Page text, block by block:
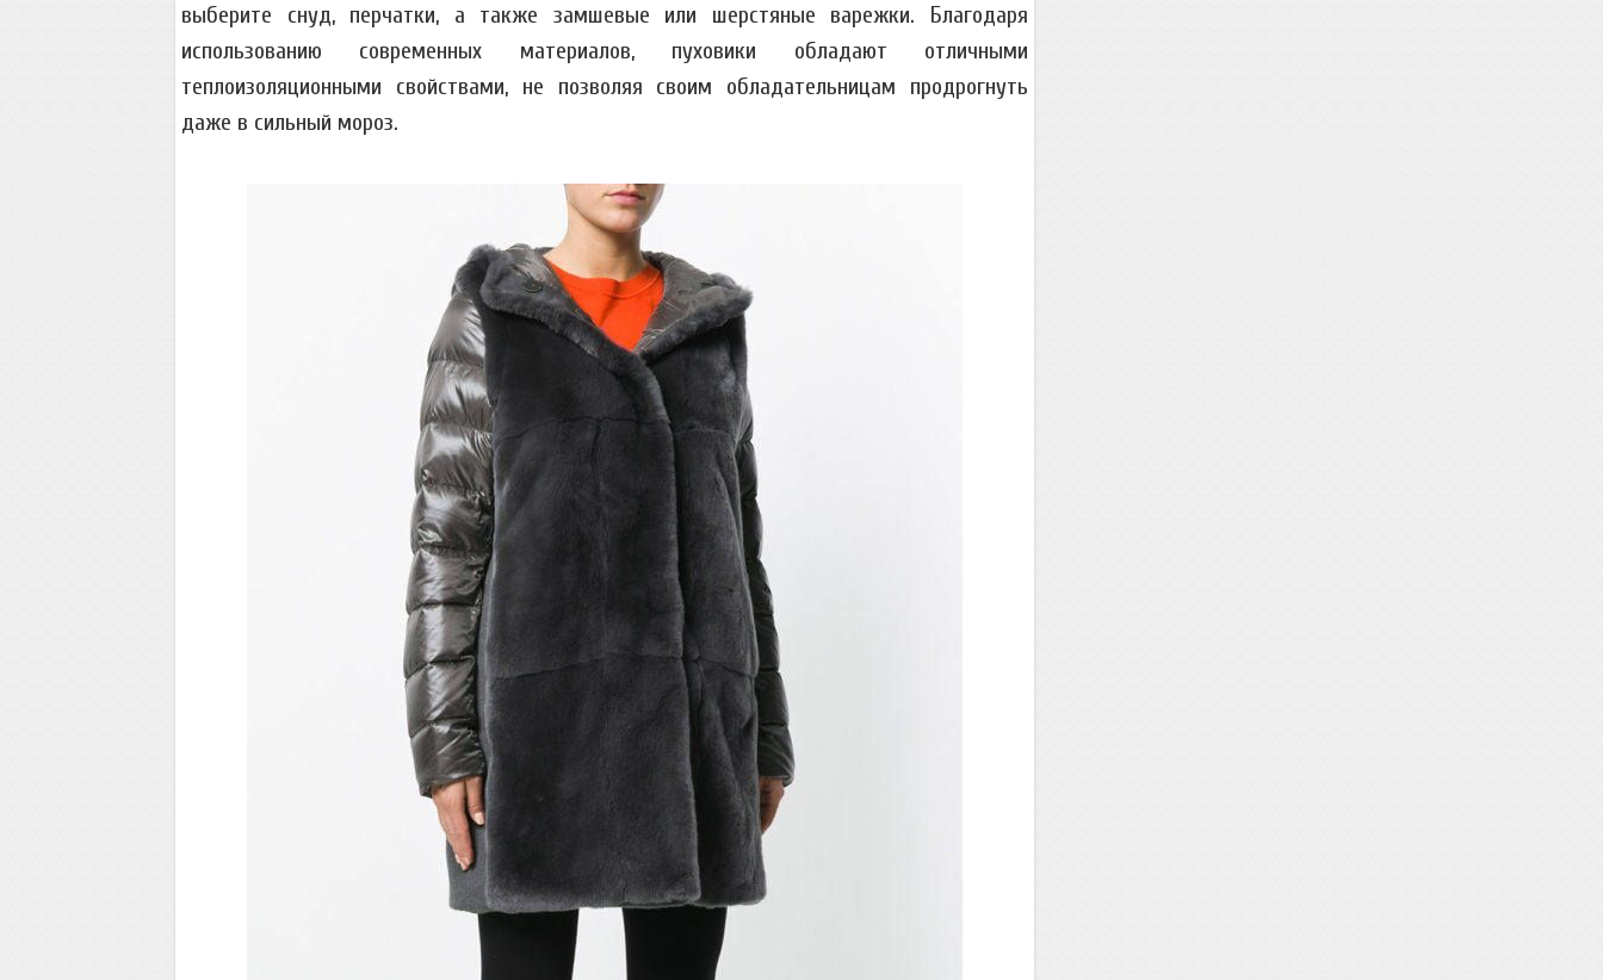
выберите снуд, перчатки, а также замшевые или шерстяные варежки. Благодаря
использованию современных материалов, пуховики обладают отличными
теплоизоляционными свойствами, не позволяя своим обладательницам продрогнуть
даже в сильный мороз.